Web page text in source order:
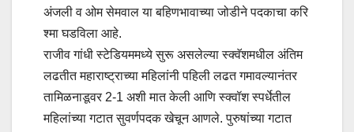
अंजली व ओम सेमवाल या बहिणभावाच्या जोडीने पदकाचा करि
श्मा घडविला आहे.
राजीव गांधी स्टेडियममध्ये सुरू असलेल्या स्क्वॅशमधील अंतिम
लढतीत महाराष्ट्राच्या महिलांनी पहिली लढत गमावल्यानंतर
तामिळनाडूवर 2-1 अशी मात केली आणि स्क्वॉश स्पर्धेतील
महिलांच्या गटात सुवर्णपदक खेचून आणले. पुरुषांच्या गटात